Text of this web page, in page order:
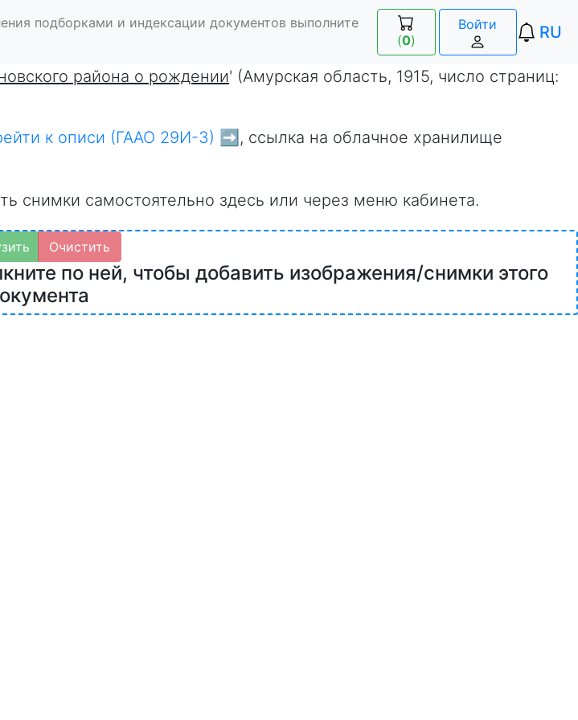
подборками и индексации документов выполните
(0)
Войти RU
района о рождении' (Амурская область, 1915, число страниц:
к описи (ГААО 29И-3) ➡️ , ссылка на облачное хранилище
снимки самостоятельно здесь или через меню кабинета.
Очистить
по ней, чтобы добавить изображения/снимки этого